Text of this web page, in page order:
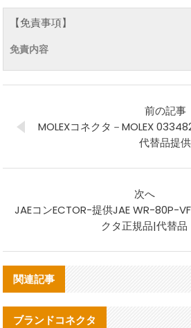
【免責事項】
免責内容
前の記事
MOLEXコネクタ－MOLEX
代替品提供
次へ
JAEコンECTOR-提供JAE WR-80P-
クタ正規品|代替品
関連記事
ブランドコネクタ